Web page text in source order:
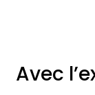
Avec